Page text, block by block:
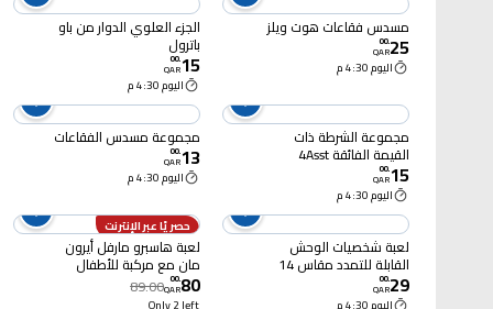
مسدس فقاعات هوت ويلز
25
.
00
QAR
اليوم 4:30 م
الجزء العلوي الدوار من باو
باترول
15
.
00
QAR
اليوم 4:30 م
مجموعة الشرطة ذات
القيمة الفائقة 4Asst
15
.
00
QAR
اليوم 4:30 م
مجموعة مسدس الفقاعات
13
.
00
QAR
اليوم 4:30 م
لعبة شخصيات الوحش
القابلة للتمدد مقاس 14
سم متنوعة
29
.
00
QAR
حصريًا عبر الإنترنت
لعبة هاسبرو مارفل أيرون
مان مع مركبة للأطفال
بعمر 3 سنوات فأكثر
80
.
00
QAR
89.00